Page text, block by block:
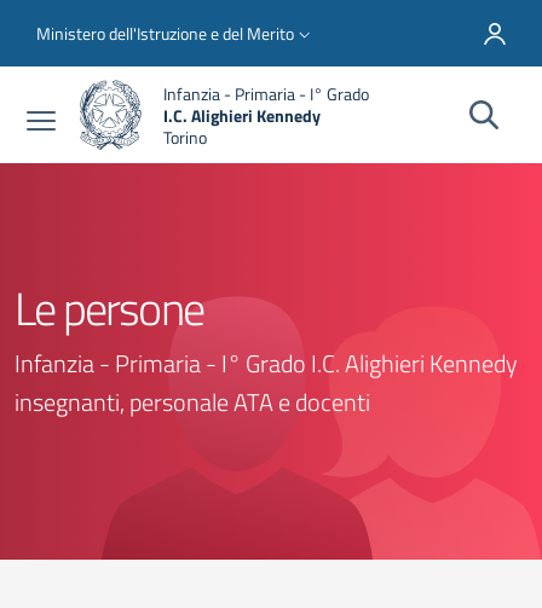
Slim top
Ministero dell'Istruzione e del Merito
Infanzia - Primaria - I° Grado
I.C. Alighieri Kennedy
Torino
Le persone
Infanzia - Primaria - I° Grado I.C. Alighieri Kennedy
insegnanti, personale ATA e docenti